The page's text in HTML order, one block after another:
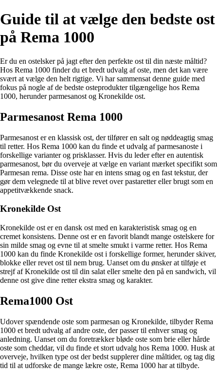
Guide til at vælge den bedste ost
på Rema 1000
Er du en ostelsker på jagt efter den perfekte ost til din næste måltid?
Hos Rema 1000 finder du et bredt udvalg af oste, men det kan være
svært at vælge den helt rigtige. Vi har sammensat denne guide med
fokus på nogle af de bedste osteprodukter tilgængelige hos Rema
1000, herunder parmesanost og Kronekilde ost.
Parmesanost Rema 1000
Parmesanost er en klassisk ost, der tilfører en salt og nøddeagtig smag
til retter. Hos Rema 1000 kan du finde et udvalg af parmesanoste i
forskellige varianter og prisklasser. Hvis du leder efter en autentisk
parmesanost, bør du overveje at vælge en variant mærket specifikt som
Parmesan rema. Disse oste har en intens smag og en fast tekstur, der
gør dem velegnede til at blive revet over pastaretter eller brugt som en
appetitvækkende snack.
Kronekilde Ost
Kronekilde ost er en dansk ost med en karakteristisk smag og en
cremet konsistens. Denne ost er en favorit blandt mange ostelskere for
sin milde smag og evne til at smelte smukt i varme retter. Hos Rema
1000 kan du finde Kronekilde ost i forskellige former, herunder skiver,
blokke eller revet ost til nem brug. Uanset om du ønsker at tilføje et
strejf af Kronekilde ost til din salat eller smelte den på en sandwich, vil
denne ost give dine retter ekstra smag og karakter.
Rema1000 Ost
Udover spændende oste som parmesan og Kronekilde, tilbyder Rema
1000 et bredt udvalg af andre oste, der passer til enhver smag og
anledning. Uanset om du foretrækker bløde oste som brie eller hårde
oste som cheddar, vil du finde et stort udvalg hos Rema 1000. Husk at
overveje, hvilken type ost der bedst supplerer dine måltider, og tag dig
tid til at udforske de mange lækre oste, Rema 1000 har at tilbyde.